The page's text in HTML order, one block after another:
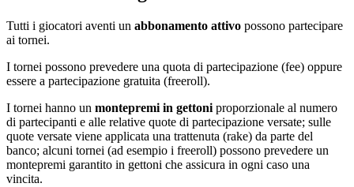
Tutti i giocatori aventi un abbonamento attivo possono partecipare
ai tornei.
I tornei possono prevedere una quota di partecipazione (fee) oppure
essere a partecipazione gratuita (freeroll).
I tornei hanno un montepremi in gettoni proporzionale al numero
di partecipanti e alle relative quote di partecipazione versate; sulle
quote versate viene applicata una trattenuta (rake) da parte del
banco; alcuni tornei (ad esempio i freeroll) possono prevedere un
montepremi garantito in gettoni che assicura in ogni caso una
vincita.